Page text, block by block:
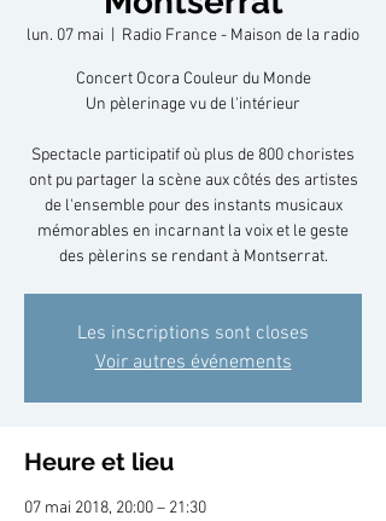
lun. 07 mai
  |
Radio France - Maison de la radio
Concert Ocora Couleur du Monde
Un pèlerinage vu de l'intérieur
Spectacle participatif où plus de 800 choristes
ont pu partager la scène aux côtés des artistes
de l'ensemble pour des instants musicaux
mémorables en incarnant la voix et le geste
des pèlerins se rendant à Montserrat.
Les inscriptions sont closes
Voir autres événements
Heure et lieu
07 mai 2018, 20:00 – 21:30